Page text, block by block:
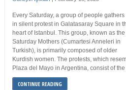
Every Saturday, a group of people gathers
in silent protest in Galatasaray Square in
heart of Istanbul. This group, known as the
Saturday Mothers (Cumartesi Anneleri in
Turkish), is primarily composed of older
Kurdish women. The protests, which
Plaza del Mayo in Argentina, consist of
CONTINUE READING